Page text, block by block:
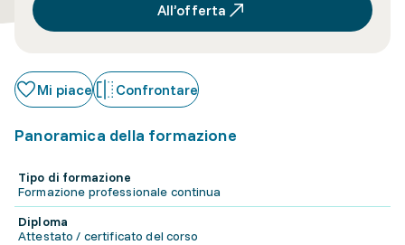
All’offerta
Mi piace Confrontare
Panoramica della formazione
Tipo di formazione
Formazione professionale continua
Diploma
Attestato / certificato del corso